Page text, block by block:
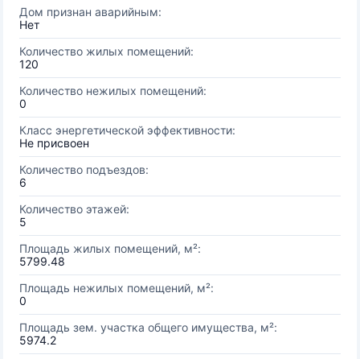
Дом признан аварийным:
Нет
Количество жилых помещений:
120
Количество нежилых помещений:
0
Класс энергетической эффективности:
Не присвоен
Количество подъездов:
6
Количество этажей:
5
Площадь жилых помещений, м²:
5799.48
Площадь нежилых помещений, м²:
0
Площадь зем. участка общего имущества, м²:
5974.2